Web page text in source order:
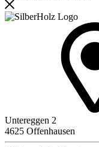
Untereggen 2
4625 Offenhausen